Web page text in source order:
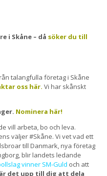
i Skåne – då söker du till
talangfulla företag i Skåne
oss här. Vi har skånskt
Nominera här!
vill arbeta, bo och leva.
väljer #Skåne. Vi vet vad ett
till Danmark, nya företag
blir landets ledande
vinner SM-Guld och att
det upp till dig att dela